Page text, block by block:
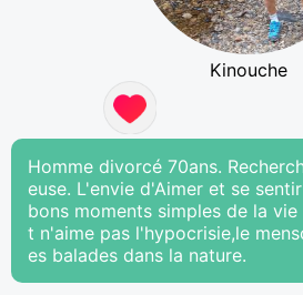
Kinouche
Homme divorcé 70ans.
euse. L'envie d'Aimer et se
bons moments simples de la
t n'aime pas l'hypocrisie,le
es balades dans la nature.